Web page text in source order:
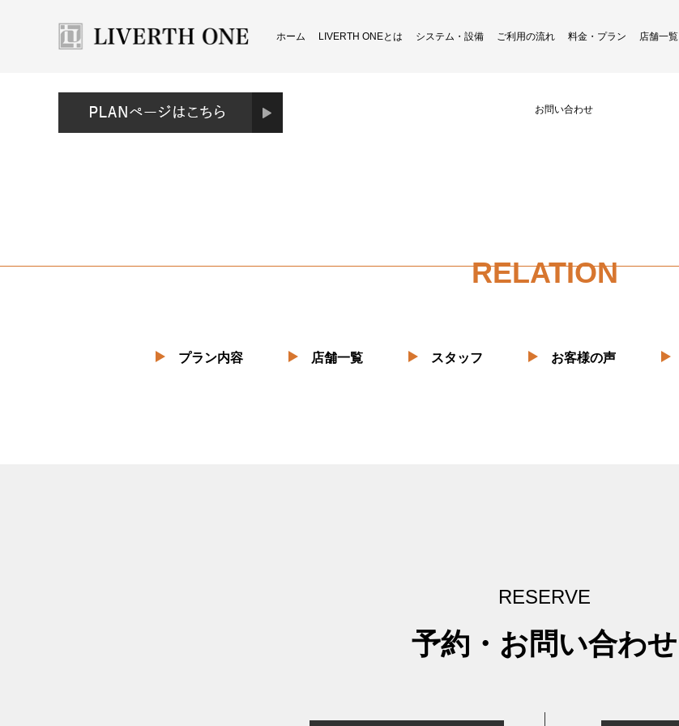
ホーム LIVERTH ONEとは システム・設備 ご利用の流れ 料金・プラン 店舗一覧
お問い合わせ
RELATION
プラン内容 店舗一覧 スタッフ お客様の声
RESERVE
予約・お問い合わせ